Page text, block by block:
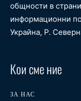
общности в
информационни
Украйна, Р.
Кои сме ние
ЗА НАС